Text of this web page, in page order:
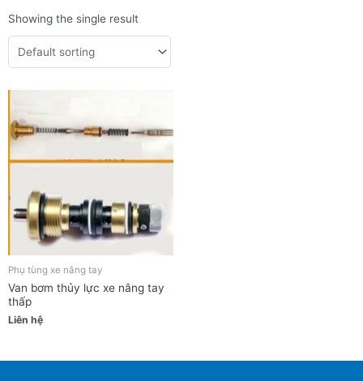
Showing the single result
Phụ tùng xe nâng tay
Van bơm thủy lực xe nâng tay
thấp
Liên hệ